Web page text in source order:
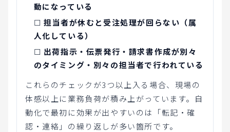
動になっている
☐ 担当者が休むと受注処理が回らない（属
人化している）
☐ 出荷指示・伝票発行・請求書作成が別々
のタイミング・別々の担当者で行われている
これらのチェックが3つ以上入る場合、現場の
体感以上に業務負荷が積み上がっています。自
動化で最初に効果が出やすいのは「転記・確
認・連絡」の繰り返しが多い箇所です。